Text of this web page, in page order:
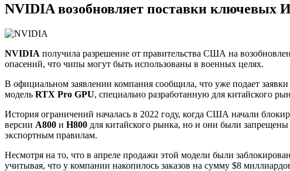
NVIDIA возобновляет поставки ключевых
NVIDIA получила разрешение от правительства США на
опасений, что чипы могут быть использованы в военных целях.
В официальном заявлении компания сообщила, что уже подает
модель RTX Pro GPU, специально разработанную для китайского
История ограничений началась в 2022 году, когда США начали
версии A800 и H800 для китайского рынка, но и они были
экспортным правилам.
Несмотря на то, что в апреле продажи этой модели были
учитывая, что у компании накопилось заказов на сумму $8